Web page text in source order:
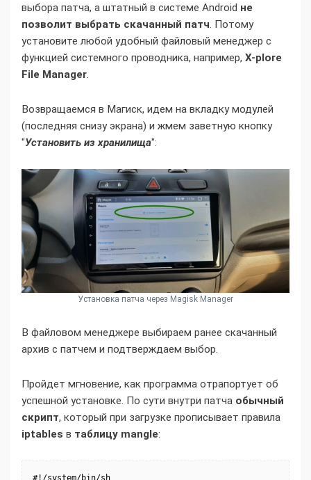
выбора патча, а штатный в системе Android не
позволит выбрать скачанный патч. Потому
установите любой удобный файловый менеджер с
функцией системного проводника, например, X-plore
File Manager.
Возвращаемся в Магиск, идем на вкладку модулей
(последняя снизу экрана) и жмем заветную кнопку
"Установить из хранилища":
Установка патча через Magisk Manager
В файловом менеджере выбираем ранее скачанный
архив с патчем и подтверждаем выбор.
Пройдет мгновение, как программа отрапортует об
успешной установке. По сути внутри патча обычный
скрипт, который при загрузке прописывает правила
iptables в таблицу mangle:
#!/system/bin/sh